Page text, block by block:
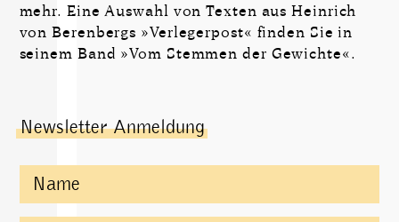
Sit
down!
mehr. Eine Auswahl von Texten aus Heinrich
von Berenbergs »Verlegerpost« finden Sie in
seinem Band »Vom Stemmen der Gewichte«.
Newsletter Anmeldung